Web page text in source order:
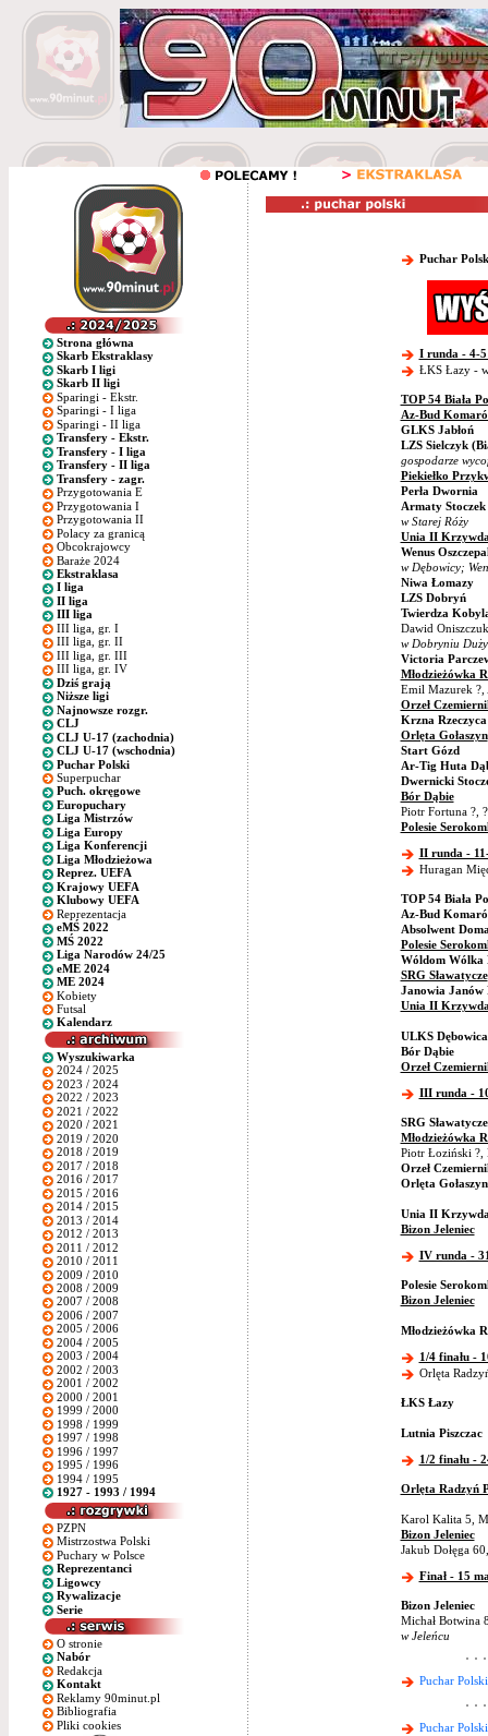
Strona główna
Skarb Ekstraklasy
Skarb I ligi
Skarb II ligi
Sparingi - Ekstr.
Sparingi - I liga
Sparingi - II liga
Transfery - Ekstr.
Transfery - I liga
Transfery - II liga
Transfery - zagr.
Przygotowania E
Przygotowania I
Przygotowania II
Polacy za granicą
Obcokrajowcy
Baraże 2024
Ekstraklasa
I liga
II liga
III liga
III liga, gr. I
III liga, gr. II
III liga, gr. III
III liga, gr. IV
Dziś grają
Niższe ligi
Najnowsze rozgr.
CLJ
CLJ U-17 (zachodnia)
CLJ U-17 (wschodnia)
Puchar Polski
Superpuchar
Puch. okręgowe
Europuchary
Liga Mistrzów
Liga Europy
Liga Konferencji
Liga Młodzieżowa
Reprez. UEFA
Krajowy UEFA
Klubowy UEFA
Reprezentacja
eMŚ 2022
MŚ 2022
Liga Narodów 24/25
eME 2024
ME 2024
Kobiety
Futsal
Kalendarz
Wyszukiwarka
2024 / 2025
2023 / 2024
2022 / 2023
2021 / 2022
2020 / 2021
2019 / 2020
2018 / 2019
2017 / 2018
2016 / 2017
2015 / 2016
2014 / 2015
2013 / 2014
2012 / 2013
2011 / 2012
2010 / 2011
2009 / 2010
2008 / 2009
2007 / 2008
2006 / 2007
2005 / 2006
2004 / 2005
2003 / 2004
2002 / 2003
2001 / 2002
2000 / 2001
1999 / 2000
1998 / 1999
1997 / 1998
1996 / 1997
1995 / 1996
1994 / 1995
1927 - 1993 / 1994
PZPN
Mistrzostwa Polski
Puchary w Polsce
Reprezentanci
Ligowcy
Rywalizacje
Serie
O stronie
Nabór
Redakcja
Kontakt
Reklamy 90minut.pl
Bibliografia
Pliki cookies
Puchar
I runda - 4-5
ŁKS Łazy -
TOP 54 Biała
Az-Bud
GLKS Jabłoń
LZS Sielczyk
gospodarze
Piekiełko
Perła Dwornia
Armaty
w Starej Róży
Unia II
Wenus
w Dębowicy;
Niwa Łomazy
LZS Dobryń
Twierdza
Dawid
w Dobryniu
Victoria
Młodzieżówka
Emil Mazurek
Orzeł
Krzna Rzeczyca
Orlęta Gołaszyn
Start Gózd
Ar-Tig Huta
Dwernicki
Bór Dąbie
Piotr Fortuna ?,
Polesie
II runda -
Huragan
TOP 54 Biała
Az-Bud
Absolwent
Polesie
Wóldom Wólka
SRG Sławatycze
Janowia Janów
Unia II
ULKS Dębowica
Bór Dąbie
Orzeł
III runda -
SRG Sławatycze
Młodzieżówka
Piotr Łoziński ?,
Orzeł
Orlęta Gołaszyn
Unia II
Bizon Jeleniec
IV runda -
Polesie
Bizon Jeleniec
Młodzieżówka
1/4 finału -
Orlęta
ŁKS Łazy
Lutnia Piszczac
1/2 finału -
Orlęta Radzyń
Karol Kalita 5,
Bizon Jeleniec
Jakub Dołęga
Finał - 15
Bizon Jeleniec
Michał Botwina
w Jeleńcu
Puchar
Puchar